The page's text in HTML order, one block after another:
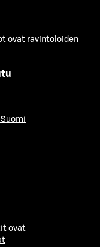
ovat ravintoloiden
ovat